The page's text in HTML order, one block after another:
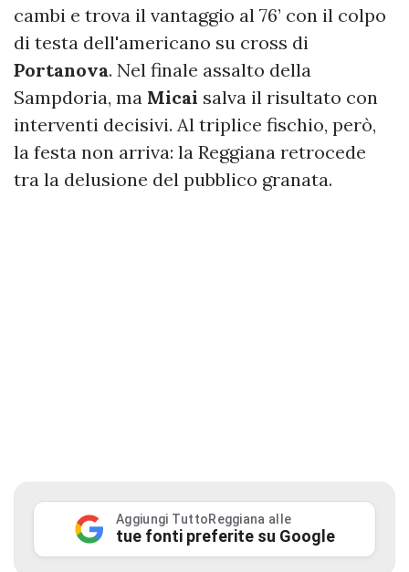
cambi e trova il vantaggio al 76’ con il colpo
di testa dell'americano su cross di
Portanova. Nel finale assalto della
Sampdoria, ma Micai salva il risultato con
interventi decisivi. Al triplice fischio, però,
la festa non arriva: la Reggiana retrocede
tra la delusione del pubblico granata.
Aggiungi TuttoReggiana alle
tue fonti preferite su Google